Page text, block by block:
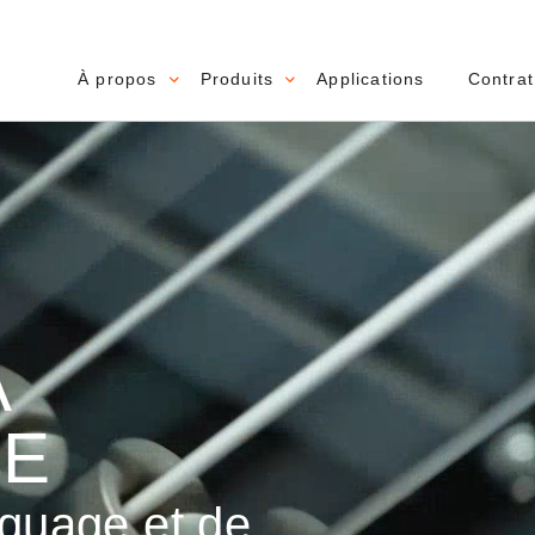
Main navigation
À propos Produits Applications Contrat
et de